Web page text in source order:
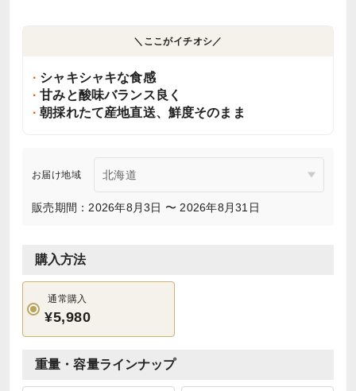
＼ここがイチオシ／
シャキシャキな食感
甘みと酸味バランス良く
朝採れたて産地直送、鮮度そのまま
お届け地域
販売期間：2026年8月3日 〜 2026年8月31日
購入方法
通常購入
¥5,980
重量・容量ラインナップ